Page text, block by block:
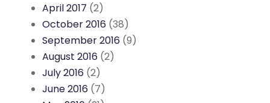
April 2017 (2)
October 2016 (38)
September 2016 (9)
August 2016 (2)
July 2016 (2)
June 2016 (7)